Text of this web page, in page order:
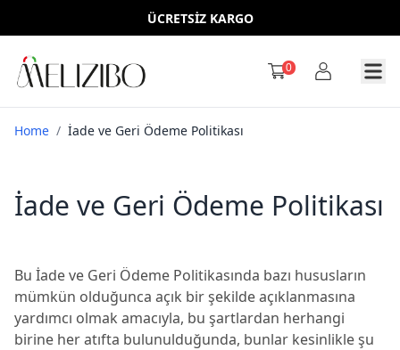
ÜCRETSİZ KARGO
0
Home / İade ve Geri Ödeme Politikası
İade ve Geri Ödeme Politikası
Bu İade ve Geri Ödeme Politikasında bazı hususların
mümkün olduğunca açık bir şekilde açıklanmasına
yardımcı olmak amacıyla, bu şartlardan herhangi
birine her atıfta bulunulduğunda, bunlar kesinlikle şu